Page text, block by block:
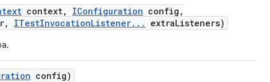
context, IConfiguration config ,
, ITestInvocationListener. . . extraListeners)
config)